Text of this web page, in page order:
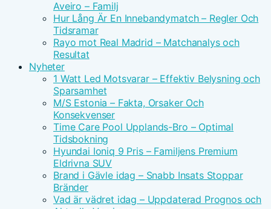
Aveiro – Familj
Hur Lång Är En Innebandymatch – Regler Och
Tidsramar
Rayo mot Real Madrid – Matchanalys och
Resultat
Nyheter
1 Watt Led Motsvarar – Effektiv Belysning och
Sparsamhet
M/S Estonia – Fakta, Orsaker Och
Konsekvenser
Time Care Pool Upplands-Bro – Optimal
Tidsbokning
Hyundai Ioniq 9 Pris – Familjens Premium
Eldrivna SUV
Brand i Gävle idag – Snabb Insats Stoppar
Bränder
Vad är vädret idag – Uppdaterad Prognos och